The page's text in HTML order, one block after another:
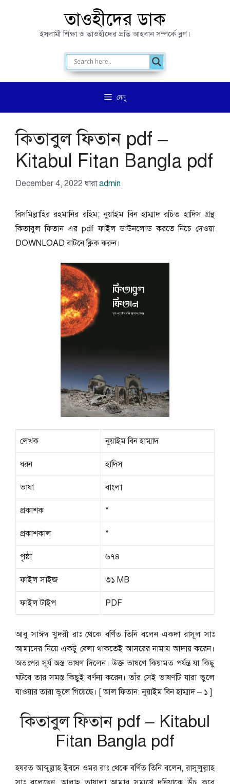
তাওহীদের ডাক
ইসলামী শিক্ষা ও তাওহীদের প্রতি আহবান সম্পর্কে ব্লগ।
মেনু
কিতাবুল ফিতান pdf –
Kitabul Fitan Bangla pdf
December 4, 2022 দ্বারাadmin
বিসমিল্লাহির রহমানির রহিম; নুয়াইম বিন হাম্মাদ রচিত হাদিস গ্রন্থ
কিতাবুল ফিতান এর pdf ফাইল ডাউনলোড করতে নিচে দেওয়া
DOWNLOAD বাটনে ক্লিক করুন।
লেখক নুয়াইম বিন হাম্মাদ
ধরন হাদিস
ভাষা বাংলা
প্রকাশক *
প্রকাশকাল *
পৃষ্ঠা ৬৭৪
ফাইল সাইজ ৩১ MB
ফাইল টাইপ PDF
আবু সাঈদ খুদরী রাঃ থেকে বর্ণিত তিনি বলেন একদা রাসূল সাঃ
আমাদের নিয়ে একটু বেলা থাকতেই আসরের নামায আদায় করেন।
অতঃপর সূর্য অস্ত ভাষণ দিলেন। উক্ত ভাষণে কিয়ামত পর্যন্ত যা কিছু
ঘটবে তার সমস্ত কিছুই বর্ণনা করেন। তাঁর সেই ভাষণটি যারা ভুলে
যাওয়ার তারা ভুলে গিয়েছে। [ আল ফিতান: নুয়াইম বিন হাম্মাদ – ১ ]
কিতাবুল ফিতান pdf – Kitabul
Fitan Bangla pdf
হযরত আব্দুল্লাহ ইবনে ওমর রাঃ থেকে বর্ণিত তিনি বলেন, রাসূলুল্লাহ